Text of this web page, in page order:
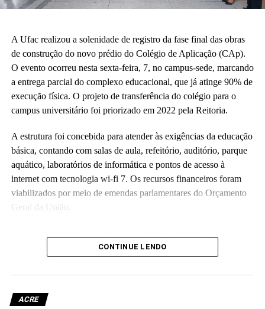
A Ufac realizou a solenidade de registro da fase final das obras
de construção do novo prédio do Colégio de Aplicação (CAp).
O evento ocorreu nesta sexta-feira, 7, no campus-sede, marcando
a entrega parcial do complexo educacional, que já atinge 90% de
execução física. O projeto de transferência do colégio para o
campus universitário foi priorizado em 2022 pela Reitoria.
A estrutura foi concebida para atender às exigências da educação
básica, contando com salas de aula, refeitório, auditório, parque
aquático, laboratórios de informática e pontos de acesso à
internet com tecnologia wi-fi 7. Os recursos financeiros foram
viabilizados por meio de emendas parlamentares do Orçamento
Geral da União.
realização de um compromisso com a qualidade da educação
reitora Guida Aquino. Ela informou que o antigo prédio do
patrimônio histórico da instituição, passará por revitalização para
CONTINUE LENDO
ACRE